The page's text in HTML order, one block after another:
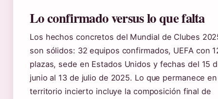
Lo confirmado versus lo que falta
Los hechos concretos del Mundial de Clubes
son sólidos: 32 equipos confirmados, UEFA con
plazas, sede en Estados Unidos y fechas del 15
junio al 13 de julio de 2025. Lo que permanece en
territorio incierto incluye la composición final de